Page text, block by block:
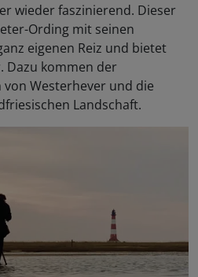
wieder faszinierend. Dieser
Ording mit seinen
eigenen Reiz und bietet
Dazu kommen der
Westerhever und die
Landschaft.